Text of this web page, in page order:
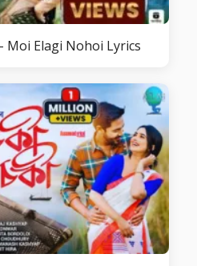
Moi Elagi Nohoi Lyrics